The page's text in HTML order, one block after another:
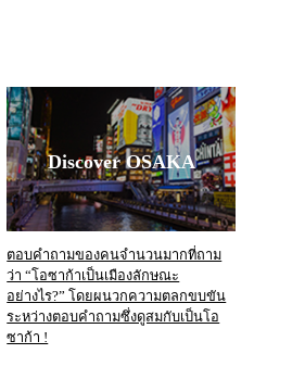
Discover OSAKA
ตอบคำถามของคนจำนวนมากที่ถาม
ว่า “โอซาก้าเป็นเมืองลักษณะ
อย่างไร?” โดยผนวกความตลกขบขัน
ระหว่างตอบคำถามซึ่งดูสมกับเป็นโอ
ซาก้า !